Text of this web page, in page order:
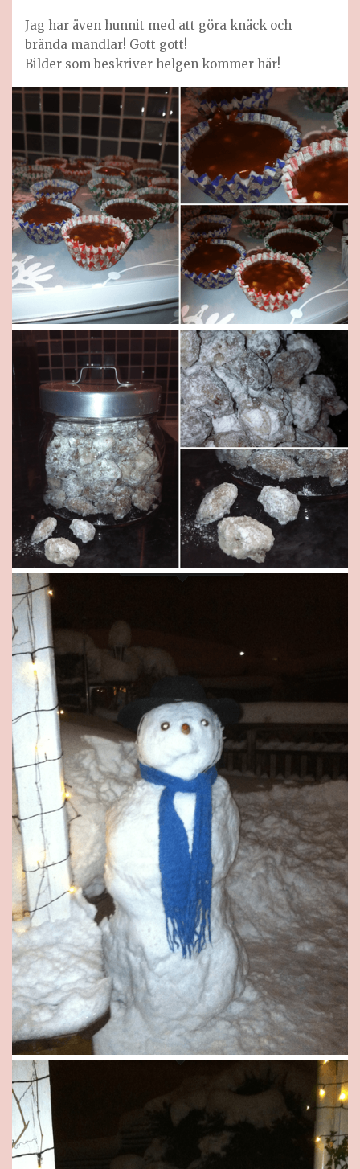
Jag har även hunnit med att göra knäck och
brända mandlar! Gott gott!
Bilder som beskriver helgen kommer här!